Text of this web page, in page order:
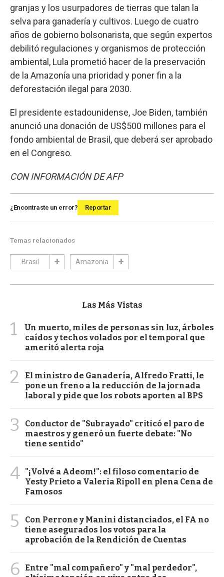
granjas y los usurpadores de tierras que talan la
selva para ganadería y cultivos. Luego de cuatro
años de gobierno bolsonarista, que según expertos
debilitó regulaciones y organismos de protección
ambiental, Lula prometió hacer de la preservación
de la Amazonía una prioridad y poner fin a la
deforestación ilegal para 2030.
El presidente estadounidense, Joe Biden, también
anunció una donación de US$500 millones para el
fondo ambiental de Brasil, que deberá ser aprobado
en el Congreso.
CON INFORMACIÓN DE AFP
¿Encontraste un error? Reportar
Temas relacionados
Brasil Amazonia
Las Más Vistas
1
Un muerto, miles de personas sin luz, árboles
caídos y techos volados por el temporal que
ameritó alerta roja
2
El ministro de Ganadería, Alfredo Fratti, le
pone un freno a la reducción de la jornada
laboral y pide que los robots aporten al BPS
3
Conductor de "Subrayado" criticó el paro de
maestros y generó un fuerte debate: "No
tiene sentido"
4 "¡Volvé a Adeom!": el filoso comentario de
Yesty Prieto a Valeria Ripoll en plena Cena de
Famosos
5
Con Perrone y Manini distanciados, el FA no
tiene asegurados los votos para la
aprobación de la Rendición de Cuentas
6
Entre "mal compañero" y "mal perdedor",